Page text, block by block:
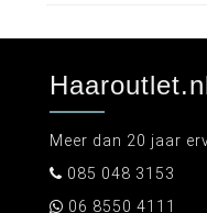
Meer dan 20 jaar
085 048 3153
06 8550 4111